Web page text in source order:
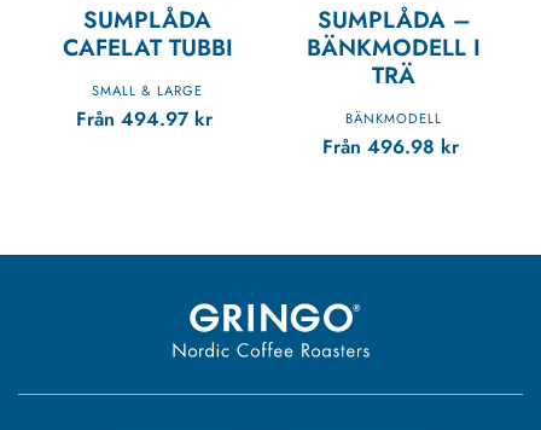
SUMPLÅDA
CAFELAT TUBBI
SMALL & LARGE
Från 494.97 kr
SUMPLÅDA –
BÄNKMODELL I
TRÄ
BÄNKMODELL
Från 496.98 kr